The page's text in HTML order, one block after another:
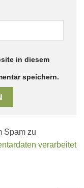
in diesem
speichern.
Spam zu
verarbeitet